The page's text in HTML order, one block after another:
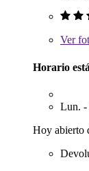
Ver
Horario
Lun. -
Hoy abierto